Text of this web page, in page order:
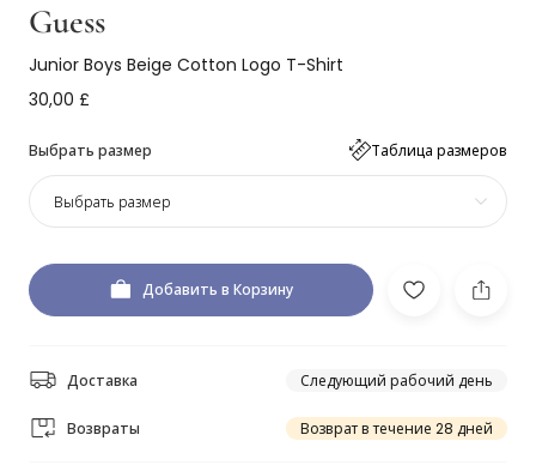
Guess
Junior Boys Beige Cotton Logo T-Shirt
30,00 £
Выбрать размер Таблица размеров
Выбрать размер
Добавить в Корзину
Доставка Следующий рабочий день
Возвраты Возврат в течение 28 дней